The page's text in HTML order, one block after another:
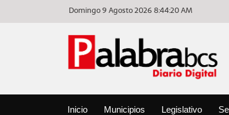
Domingo 9 Agosto 20268:44:20 AM
Inicio Municipios Legislativo